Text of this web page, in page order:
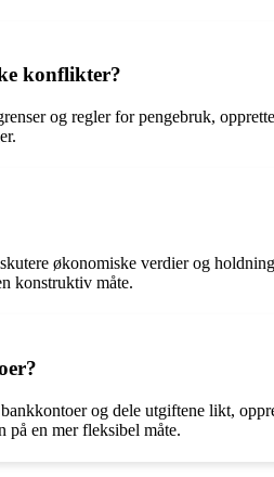
konflikter?
og regler for pengebruk,
økonomiske verdier og
konstruktiv måte.
og dele utgiftene likt,
på en mer fleksibel måte.